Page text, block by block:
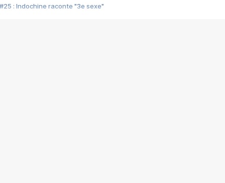
#25 : Indochine raconte "3e sexe"